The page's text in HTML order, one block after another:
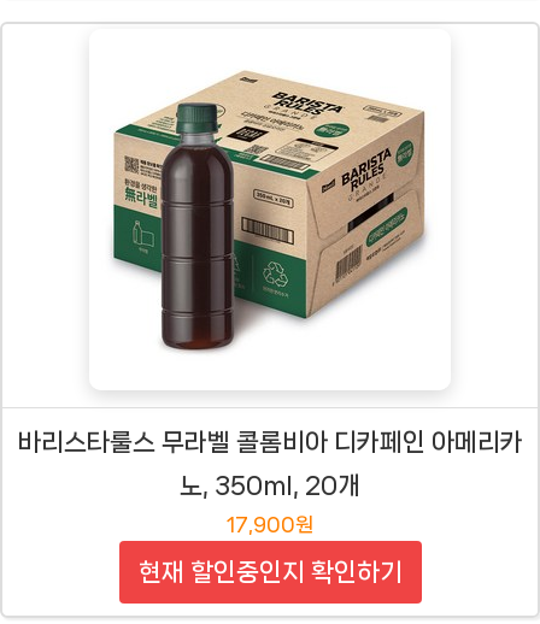
바리스타룰스 무라벨 콜롬비아 디카페인 아메리카
노, 350ml, 20개
17,900원
현재 할인중인지 확인하기